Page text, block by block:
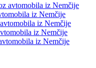
avtomobila iz Nemčije
iz Nemčije
iz Nemčije
iz Nemčije
iz Nemčije